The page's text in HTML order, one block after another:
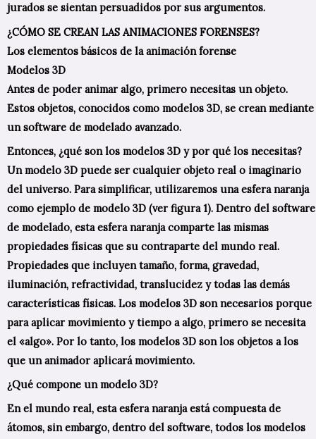
jurados se sientan persuadidos por sus argumentos.
¿CÓMO SE CREAN LAS ANIMACIONES FORENSES?
Los elementos básicos de la animación forense
Modelos 3D
Antes de poder animar algo, primero necesitas un objeto.
Estos objetos, conocidos como modelos 3D, se crean mediante
un software de modelado avanzado.
Entonces, ¿qué son los modelos 3D y por qué los necesitas?
Un modelo 3D puede ser cualquier objeto real o imaginario
del universo. Para simplificar, utilizaremos una esfera naranja
como ejemplo de modelo 3D (ver figura 1). Dentro del software
de modelado, esta esfera naranja comparte las mismas
propiedades físicas que su contraparte del mundo real.
Propiedades que incluyen tamaño, forma, gravedad,
iluminación, refractividad, translucidez y todas las demás
características físicas. Los modelos 3D son necesarios porque
para aplicar movimiento y tiempo a algo, primero se necesita
el «algo». Por lo tanto, los modelos 3D son los objetos a los
que un animador aplicará movimiento.
¿Qué compone un modelo 3D?
En el mundo real, esta esfera naranja está compuesta de
átomos, sin embargo, dentro del software, todos los modelos